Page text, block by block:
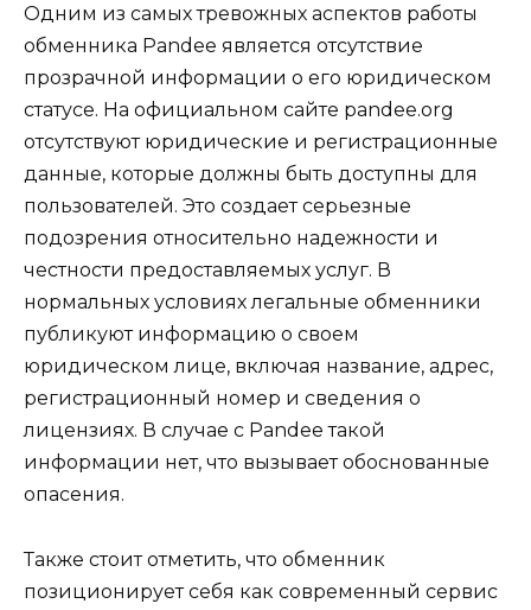
Одним из самых тревожных аспектов работы
обменника Pandee является отсутствие
прозрачной информации о его юридическом
статусе. На официальном сайте pandee.org
отсутствуют юридические и регистрационные
данные, которые должны быть доступны для
пользователей. Это создает серьезные
подозрения относительно надежности и
честности предоставляемых услуг. В
нормальных условиях легальные обменники
публикуют информацию о своем
юридическом лице, включая название, адрес,
регистрационный номер и сведения о
лицензиях. В случае с Pandee такой
информации нет, что вызывает обоснованные
опасения.
Также стоит отметить, что обменник
позиционирует себя как современный сервис